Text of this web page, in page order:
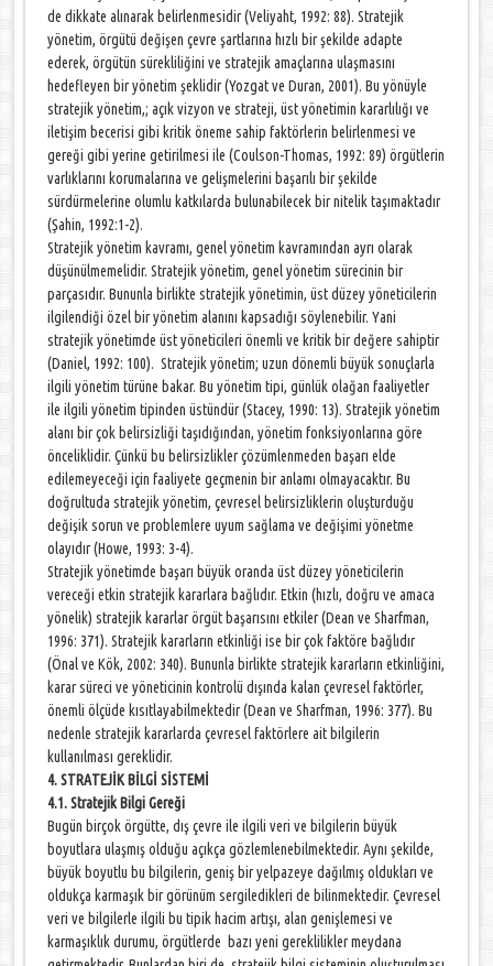
de dikkate alınarak belirlenmesidir (Veliyaht, 1992: 88). Stratejik
yönetim, örgütü değişen çevre şartlarına hızlı bir şekilde adapte
ederek, örgütün sürekliliğini ve stratejik amaçlarına ulaşmasını
hedefleyen bir yönetim şeklidir (Yozgat ve Duran, 2001). Bu yönüyle
stratejik yönetim,; açık vizyon ve strateji, üst yönetimin kararlılığı ve
iletişim becerisi gibi kritik öneme sahip faktörlerin belirlenmesi ve
gereği gibi yerine getirilmesi ile (Coulson-Thomas, 1992: 89) örgütlerin
varlıklarını korumalarına ve gelişmelerini başarılı bir şekilde
sürdürmelerine olumlu katkılarda bulunabilecek bir nitelik taşımaktadır
(Şahin, 1992:1-2).
Stratejik yönetim kavramı, genel yönetim kavramından ayrı olarak
düşünülmemelidir. Stratejik yönetim, genel yönetim sürecinin bir
parçasıdır. Bununla birlikte stratejik yönetimin, üst düzey yöneticilerin
ilgilendiği özel bir yönetim alanını kapsadığı söylenebilir. Yani
stratejik yönetimde üst yöneticileri önemli ve kritik bir değere sahiptir
(Daniel, 1992: 100). Stratejik yönetim; uzun dönemli büyük sonuçlarla
ilgili yönetim türüne bakar. Bu yönetim tipi, günlük olağan faaliyetler
ile ilgili yönetim tipinden üstündür (Stacey, 1990: 13). Stratejik yönetim
alanı bir çok belirsizliği taşıdığından, yönetim fonksiyonlarına göre
önceliklidir. Çünkü bu belirsizlikler çözümlenmeden başarı elde
edilemeyeceği için faaliyete geçmenin bir anlamı olmayacaktır. Bu
doğrultuda stratejik yönetim, çevresel belirsizliklerin oluşturduğu
değişik sorun ve problemlere uyum sağlama ve değişimi yönetme
olayıdır (Howe, 1993: 3-4).
Stratejik yönetimde başarı büyük oranda üst düzey yöneticilerin
vereceği etkin stratejik kararlara bağlıdır. Etkin (hızlı, doğru ve amaca
yönelik) stratejik kararlar örgüt başarısını etkiler (Dean ve Sharfman,
1996: 371). Stratejik kararların etkinliği ise bir çok faktöre bağlıdır
(Önal ve Kök, 2002: 340). Bununla birlikte stratejik kararların etkinliğini,
karar süreci ve yöneticinin kontrolü dışında kalan çevresel faktörler,
önemli ölçüde kısıtlayabilmektedir (Dean ve Sharfman, 1996: 377). Bu
nedenle stratejik kararlarda çevresel faktörlere ait bilgilerin
kullanılması gereklidir.
4. STRATEJİK BİLGİ SİSTEMİ
4.1. Stratejik Bilgi Gereği
Bugün birçok örgütte, dış çevre ile ilgili veri ve bilgilerin büyük
boyutlara ulaşmış olduğu açıkça gözlemlenebilmektedir. Aynı şekilde,
büyük boyutlu bu bilgilerin, geniş bir yelpazeye dağılmış oldukları ve
oldukça karmaşık bir görünüm sergiledikleri de bilinmektedir. Çevresel
veri ve bilgilerle ilgili bu tipik hacim artışı, alan genişlemesi ve
karmaşıklık durumu, örgütlerde bazı yeni gereklilikler meydana